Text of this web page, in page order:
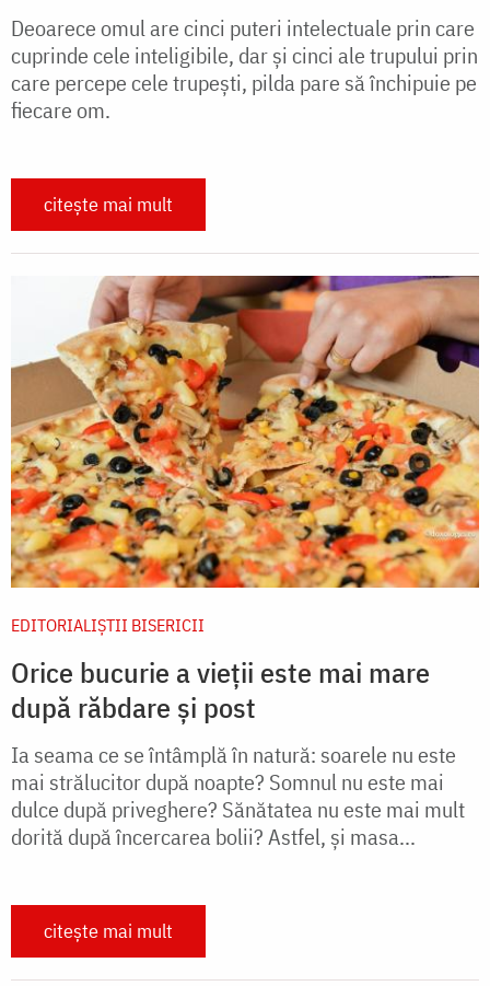
Deoarece omul are cinci puteri intelectuale prin care
cuprinde cele inteligibile, dar și cinci ale trupului prin
care percepe cele trupești, pilda pare să închipuie pe
fiecare om.
citește mai mult
EDITORIALIȘTII BISERICII
Orice bucurie a vieții este mai mare
după răbdare și post
Ia seama ce se întâmplă în natură: soarele nu este
mai strălucitor după noapte? Somnul nu este mai
dulce după priveghere? Sănătatea nu este mai mult
dorită după încercarea bolii? Astfel, şi masa...
citește mai mult